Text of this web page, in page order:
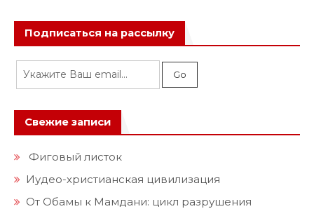
Подписаться на рассылку
Свежие записи
Фиговый листок
Иудео-христианская цивилизация
От Обамы к Мамдани: цикл разрушения